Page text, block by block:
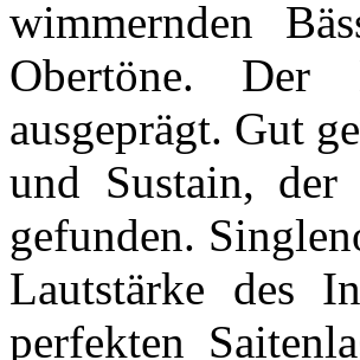
wimmernden
Obertöne.
ausgeprägt. Gut
und Sustain,
gefunden.
Lautstärke des
perfekten